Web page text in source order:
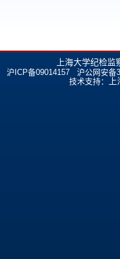
上海大学纪检
沪ICP备09014157
沪公网安备
技术支持：